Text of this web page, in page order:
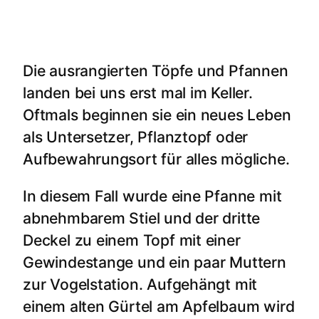
Die ausrangierten Töpfe und Pfannen
landen bei uns erst mal im Keller.
Oftmals beginnen sie ein neues Leben
als Untersetzer, Pflanztopf oder
Aufbewahrungsort für alles mögliche.
In diesem Fall wurde eine Pfanne mit
abnehmbarem Stiel und der dritte
Deckel zu einem Topf mit einer
Gewindestange und ein paar Muttern
zur Vogelstation. Aufgehängt mit
einem alten Gürtel am Apfelbaum wird